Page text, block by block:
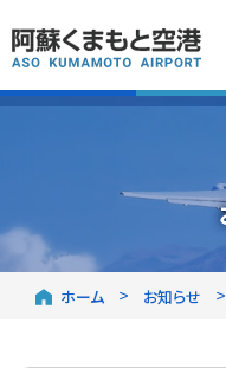
ホーム お知らせ